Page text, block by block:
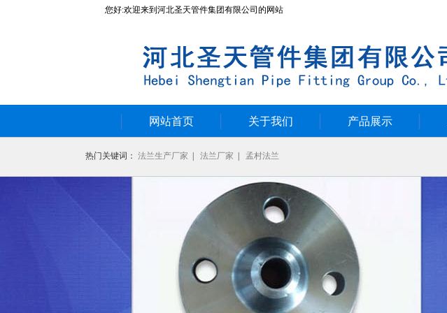
您好:欢迎来到河北圣天管件集团有限公司的网站
网站首页 关于我们 产品展示
热门关键词： 法兰生产厂家 法兰厂家 孟村法兰